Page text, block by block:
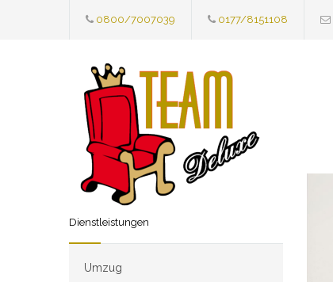
0800/7007039 0177/8151108
Dienstleistungen
Umzug